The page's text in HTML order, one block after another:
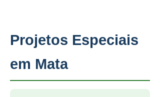
Projetos Especiais
em Mata